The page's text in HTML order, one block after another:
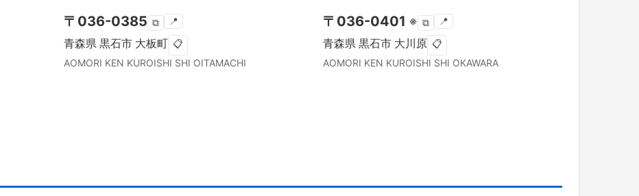
〒 036-0385 ⧉ 📍
青森県 黒石市 大板町 📋
AOMORI KEN KUROISHI SHI OITAMACHI
〒 036-0401 ※ ⧉ 📍
青森県 黒石市 大川原 📋
AOMORI KEN KUROISHI SHI OKAWARA